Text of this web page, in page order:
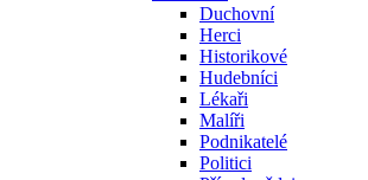
Duchovní
Herci
Historikové
Hudebníci
Lékaři
Malíři
Podnikatelé
Politici